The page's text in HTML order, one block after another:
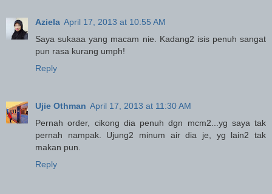
Aziela April 17, 2013 at 10:55 AM
Saya sukaaa yang macam nie. Kadang2 isis penuh sangat
pun rasa kurang umph!
Reply
Ujie Othman April 17, 2013 at 11:30 AM
Pernah order, cikong dia penuh dgn mcm2...yg saya tak
pernah nampak. Ujung2 minum air dia je, yg lain2 tak
makan pun.
Reply